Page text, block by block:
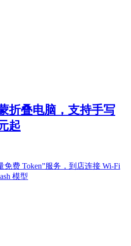
折叠电脑，支持手写
起